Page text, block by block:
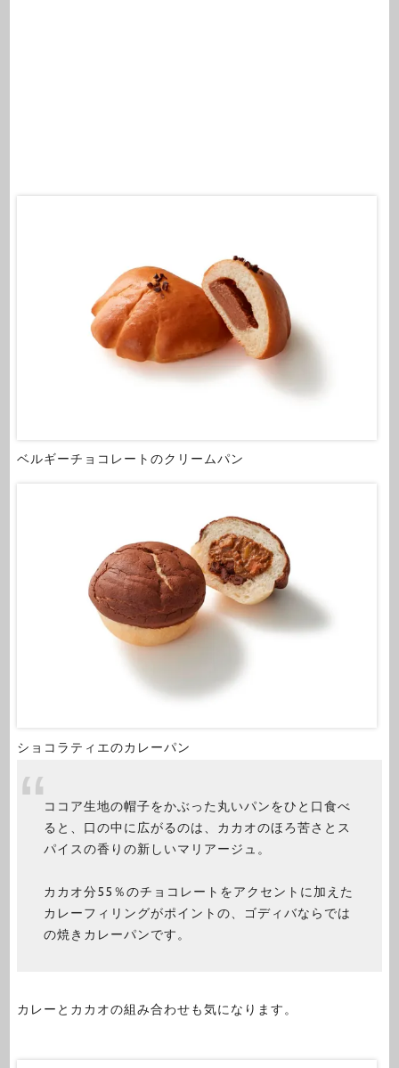
ベルギーチョコレートのクリームパン
ショコラティエのカレーパン
ココア生地の帽子をかぶった丸いパンをひと口食べ
ると、口の中に広がるのは、カカオのほろ苦さとス
パイスの香りの新しいマリアージュ。
カカオ分55％のチョコレートをアクセントに加えた
カレーフィリングがポイントの、ゴディバならでは
の焼きカレーパンです。
カレーとカカオの組み合わせも気になります。